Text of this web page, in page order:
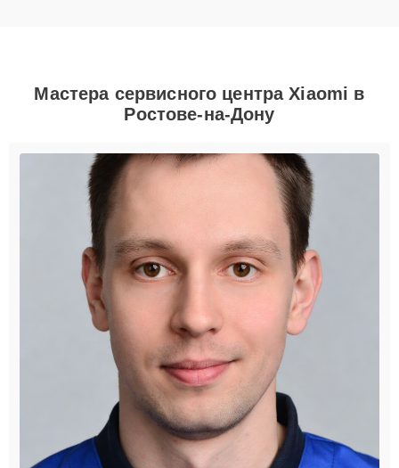
Мастера сервисного центра Xiaomi в
Ростове-на-Дону